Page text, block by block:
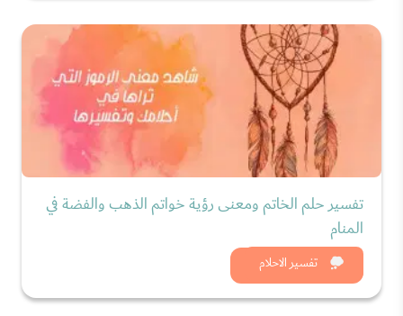
تفسير الاحلام
تفسير حلم الخاتم ومعنى رؤية خواتم الذهب والفضة في
المنام
شاهد الان